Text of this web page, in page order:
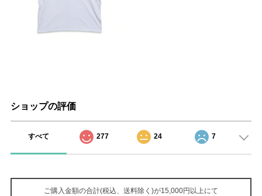
ショップの評価
すべて 277 24 7
ご購入金額の合計(税込、送料除く)が15,000円以上にて